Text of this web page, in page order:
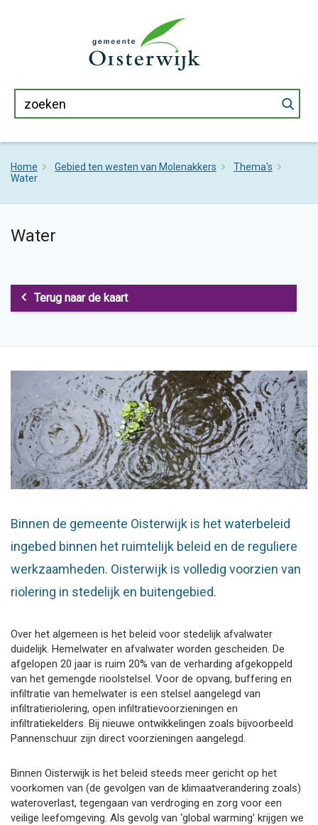
Home Gebied ten westen van Molenakkers
Thema's
Water
Water
Terug naar de kaart
Binnen de gemeente Oisterwijk is het waterbeleid
ingebed binnen het ruimtelijk beleid en de reguliere
werkzaamheden. Oisterwijk is volledig voorzien van
riolering in stedelijk en buitengebied.
Over het algemeen is het beleid voor stedelijk afvalwater
duidelijk. Hemelwater en afvalwater worden gescheiden. De
afgelopen 20 jaar is ruim 20% van de verharding afgekoppeld
van het gemengde rioolstelsel. Voor de opvang, buffering en
infiltratie van hemelwater is een stelsel aangelegd van
infiltratieriolering, open infiltratievoorzieningen en
infiltratiekelders. Bij nieuwe ontwikkelingen zoals bijvoorbeeld
Pannenschuur zijn direct voorzieningen aangelegd.
Binnen Oisterwijk is het beleid steeds meer gericht op het
voorkomen van (de gevolgen van de klimaatverandering zoals)
wateroverlast, tegengaan van verdroging en zorg voor een
veilige leefomgeving. Als gevolg van ‘global warming’ krijgen we